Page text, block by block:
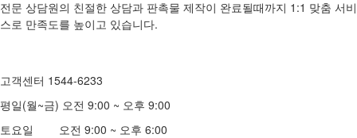
전문 상담원의 친절한 상담과 판촉물 제작이 완료될때까지 1:1 맞춤 서비
스로 만족도를 높이고 있습니다.
고객센터 1544-6233
평일(월~금) 오전 9:00 ~ 오후 9:00
토요일 오전 9:00 ~ 오후 6:00